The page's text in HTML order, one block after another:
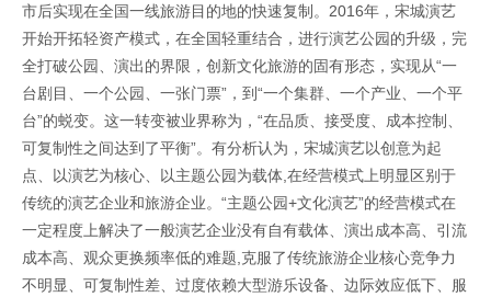
市后实现在全国一线旅游目的地的快速复制。2016年，宋城演艺
开始开拓轻资产模式，在全国轻重结合，进行演艺公园的升级，完
全打破公园、演出的界限，创新文化旅游的固有形态，实现从“一
台剧目、一个公园、一张门票”，到“一个集群、一个产业、一个平
台”的蜕变。这一转变被业界称为，“在品质、接受度、成本控制、
可复制性之间达到了平衡”。有分析认为，宋城演艺以创意为起
点、以演艺为核心、以主题公园为载体,在经营模式上明显区别于
传统的演艺企业和旅游企业。“主题公园+文化演艺”的经营模式在
一定程度上解决了一般演艺企业没有自有载体、演出成本高、引流
成本高、观众更换频率低的难题,克服了传统旅游企业核心竞争力
不明显、可复制性差、过度依赖大型游乐设备、边际效应低下、服